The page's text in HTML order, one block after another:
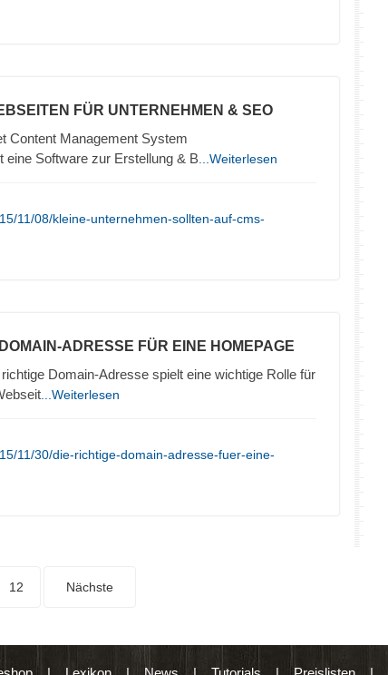
FÜR UNTERNEHMEN & SEO
Content Management System
Software zur Erstellung & B ...Weiterlesen
11/08/kleine-unternehmen-sollten-auf-cms-
ADRESSE FÜR EINE HOMEPAGE
Domain-Adresse spielt eine wichtige Rolle für
...Weiterlesen
11/30/die-richtige-domain-adresse-fuer-eine-
12 Nächste